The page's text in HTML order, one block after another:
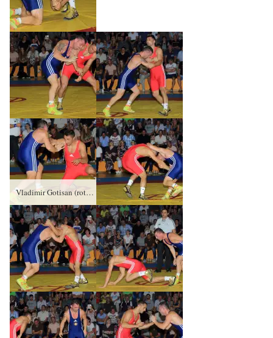
Vladimir Gotisan (rotes Trikot), RSV Rotation Greiz